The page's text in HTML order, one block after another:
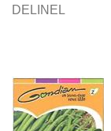
DELINEL